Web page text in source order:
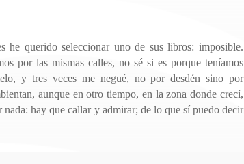
querido seleccionar uno de sus libros: imposible.
por las mismas calles, no sé si es porque teníamos
y tres veces me negué, no por desdén sino por
aunque en otro tiempo, en la zona donde crecí,
hay que callar y admirar; de lo que sí puedo decir